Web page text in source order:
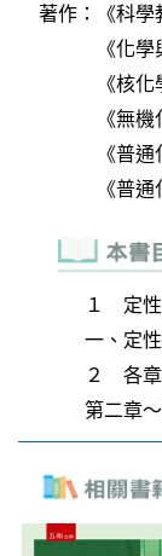
１ 定性
一、定
２ 各章
第二章